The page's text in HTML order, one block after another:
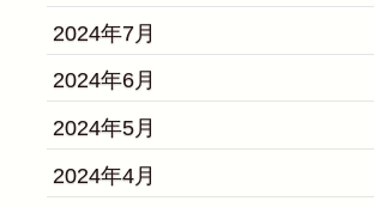
2024年7月
2024年6月
2024年5月
2024年4月